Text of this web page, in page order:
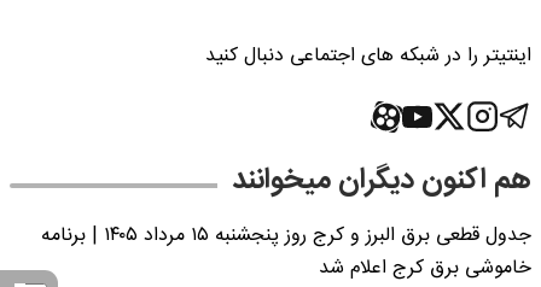
اینتیتر را در شبکه های اجتماعی دنبال کنید
هم اکنون دیگران میخوانند
جدول قطعی برق البرز و کرج روز پنجشنبه ۱۵ مرداد ۱۴۰۵ | برنامه
خاموشی برق کرج اعلام شد